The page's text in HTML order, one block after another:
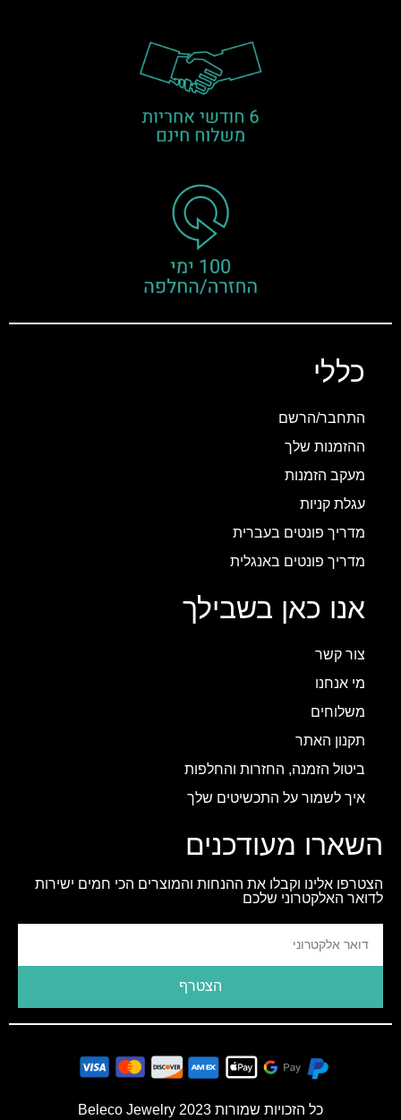
כללי
התחבר/הרשם
ההזמנות שלך
מעקב הזמנות
עגלת קניות
מדריך פונטים בעברית
מדריך פונטים באנגלית
אנו כאן בשבילך
צור קשר
מי אנחנו
משלוחים
תקנון האתר
ביטול הזמנה, החזרות והחלפות
איך לשמור על התכשיטים שלך
השארו מעודכנים
הצטרפו אלינו וקבלו את ההנחות והמוצרים הכי חמים ישירות
לדואר האלקטרוני שלכם
הצטרף
כל הזכויות שמורות 2023 Beleco Jewelry